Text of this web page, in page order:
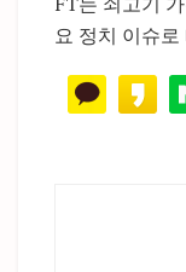
요 정치 이슈